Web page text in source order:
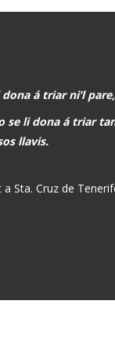
á triar ni’l
se li dona á triar
llavis.
Sta. Cruz de